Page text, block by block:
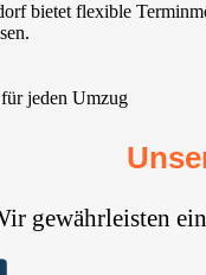
bietet flexible
gewährleisten